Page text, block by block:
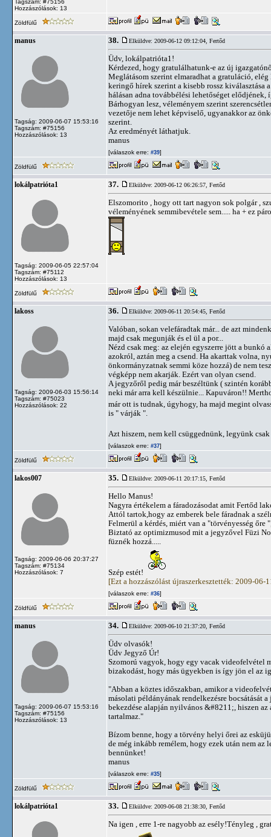
Tagszám: #75156
Hozzászólások: 13
Zöldfülű
manus
Tagság: 2009-06-07 15:53:16
Tagszám: #75156
Hozzászólások: 13
38. Elküldve: 2009-06-12 09:12:04, Fertőd
Üdv, lokálpatrióta1!
Kérdezed, hogy gratulálhatunk-e az új
Meglátásom szerint elmaradhat a gratuláció,
keringő hírek szerint a kisebb rossz kiválasztása
hálásan adna továbbélési lehetőséget
Bárhogyan lesz, véleményem szerint
vezetője nem lehet képviselő, ugyanakkor az
szerint.
Az eredményét láthatjuk.
manus
[válaszok erre: #39]
Zöldfülű
lokálpatrióta1
Tagság: 2009-06-05 22:57:04
Tagszám: #75112
Hozzászólások: 13
37. Elküldve: 2009-06-12 06:26:57, Fertőd
Elszomorito , hogy ott tart nagyon sok polgár ,
véleményének semmibevétele sem..... ha + ez
Zöldfülű
lakoss
Tagság: 2009-06-03 15:56:14
Tagszám: #75023
Hozzászólások: 22
36. Elküldve: 2009-06-11 20:54:45, Fertőd
Valóban, sokan velefáradtak már... de azt
majd csak megunják és el ül a por...
Nézd csak meg: az elején egyszerre jött a
azokról, aztán meg a csend. Ha akarttak volna,
önkormányzatnak semmi köze hozzá) de nem
végképp nem akarják. Ezért van olyan csend.
A jegyzőről pedig már beszéltünk ( szintén
neki már arra kell készülnie... Kapuváron!!
már ott is tudnak, úgyhogy, ha majd megint
is " várják ".
Azt hiszem, nem kell csüggednünk, legyünk
[válaszok erre: #37]
Zöldfülű
lakos007
Tagság: 2009-06-06 20:37:27
Tagszám: #75134
Hozzászólások: 7
35. Elküldve: 2009-06-11 20:17:15, Fertőd
Hello Manus!
Nagyra értékelem a fáradozásodat amit Fertőd
Attól tartok,hogy az emberek bele fáradnak a
Felmerül a kérdés, miért van a "törvényesség őre
Biztató az optimizmusod mit a jegyzővel Füzi
füznék hozzá.....
Szép estét!
[Ezt a hozzászólást újraszerkesztették: 2009-06-
[válaszok erre: #36]
Zöldfülű
manus
Tagság: 2009-06-07 15:53:16
Tagszám: #75156
Hozzászólások: 13
34. Elküldve: 2009-06-10 21:37:20, Fertőd
Üdv olvasók!
Üdv Jegyző Úr!
Szomorú vagyok, hogy egy vacak videofelvétel
bizakodást, hogy más ügyekben is így jön el az
"Abban a köztes időszakban, amikor a
másolati példányának rendelkezésre bocsátását
bekezdése alapján nyilvános &#8211;, hiszen
tartalmaz."
Bízom benne, hogy a törvény helyi őrei az
de még inkább remélem, hogy ezek után nem
bennünket!
manus
[válaszok erre: #35]
Zöldfülű
lokálpatrióta1 33. Elküldve: 2009-06-08 21:38:30, Fertőd
Na igen , erre 1-re nagyobb az esély!Tényleg ,